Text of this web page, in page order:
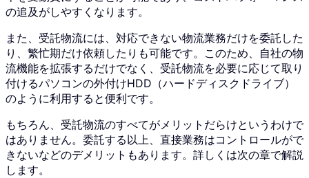
の追及がしやすくなります。
また、受託物流には、対応できない物流業務だけを委託した
り、繁忙期だけ依頼したりも可能です。このため、自社の物
流機能を拡張するだけでなく、受託物流を必要に応じて取り
付けるパソコンの外付けHDD（ハードディスクドライブ）
のように利用すると便利です。
もちろん、受託物流のすべてがメリットだらけというわけで
はありません。委託する以上、直接業務はコントロールがで
きないなどのデメリットもあります。詳しくは次の章で解説
します。